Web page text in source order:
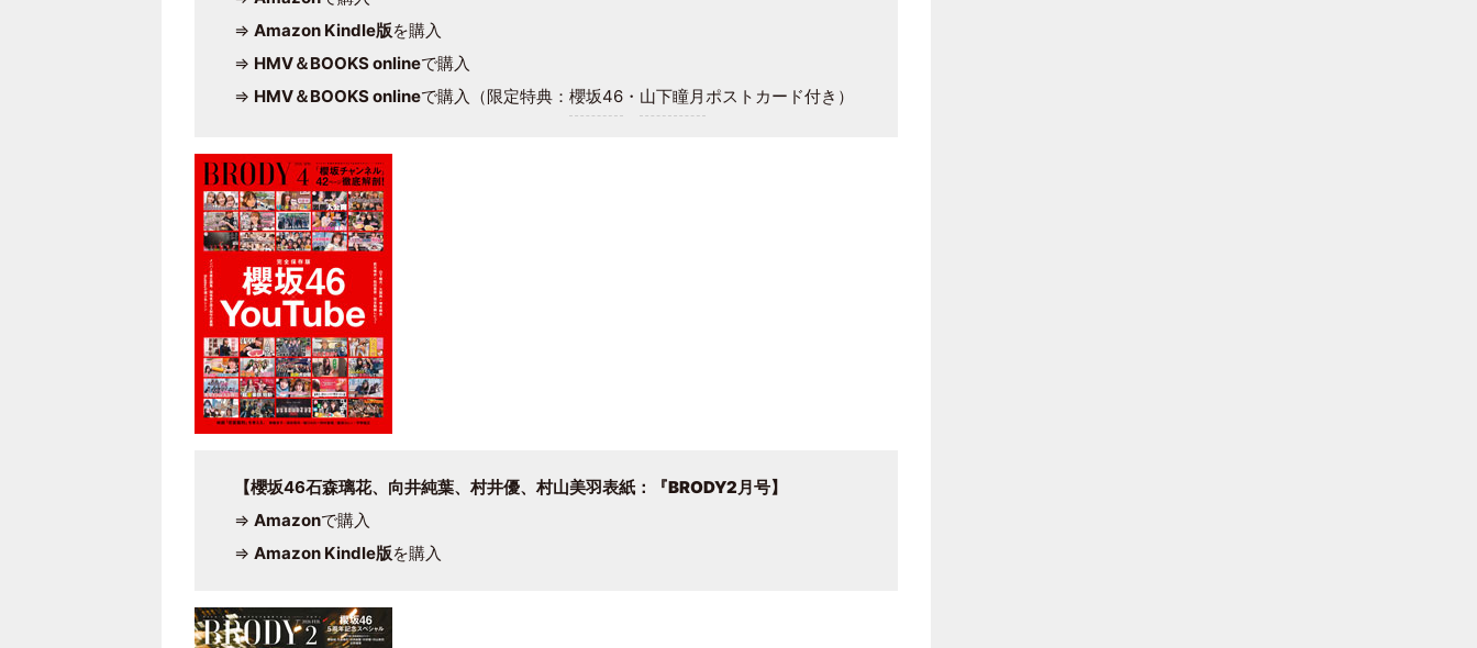
⇒ Amazon Kindle版を購入
⇒ HMV＆BOOKS onlineで購入
⇒ HMV＆BOOKS onlineで購入（限定特典： 櫻坂46・ 山下瞳月ポストカード付き）
【櫻坂46石森璃花、向井純葉、村井優、村山美羽表紙： 『BRODY2月号】
⇒ Amazonで購入
⇒ Amazon Kindle版を購入